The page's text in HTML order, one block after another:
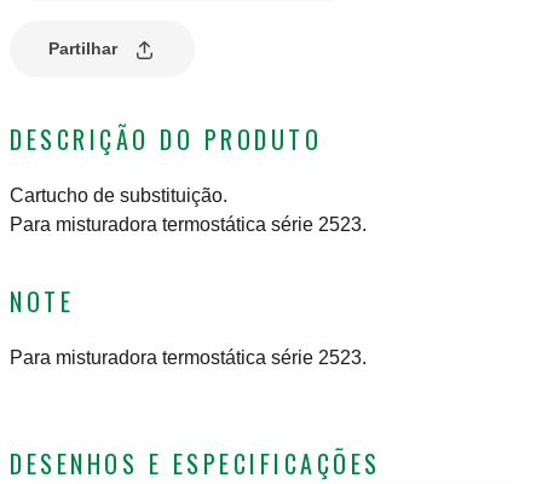
Partilhar
DESCRIÇÃO DO PRODUTO
Cartucho de substituição.
Para misturadora termostática série 2523.
NOTE
Para misturadora termostática série 2523.
DESENHOS E ESPECIFICAÇÕES